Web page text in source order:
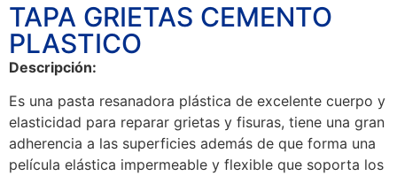
TAPA GRIETAS CEMENTO
PLASTICO
Descripción:
Es una pasta resanadora plástica de excelente cuerpo y
elasticidad para reparar grietas y fisuras, tiene una gran
adherencia a las superficies además de que forma una
película elástica impermeable y flexible que soporta los